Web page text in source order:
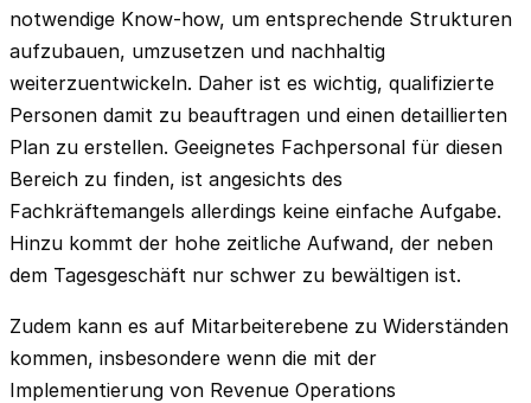
notwendige Know-how, um entsprechende Strukturen
aufzubauen, umzusetzen und nachhaltig
weiterzuentwickeln. Daher ist es wichtig, qualifizierte
Personen damit zu beauftragen und einen detaillierten
Plan zu erstellen. Geeignetes Fachpersonal für diesen
Bereich zu finden, ist angesichts des
Fachkräftemangels allerdings keine einfache Aufgabe.
Hinzu kommt der hohe zeitliche Aufwand, der neben
dem Tagesgeschäft nur schwer zu bewältigen ist.
Zudem kann es auf Mitarbeiterebene zu Widerständen
kommen, insbesondere wenn die mit der
Implementierung von Revenue Operations